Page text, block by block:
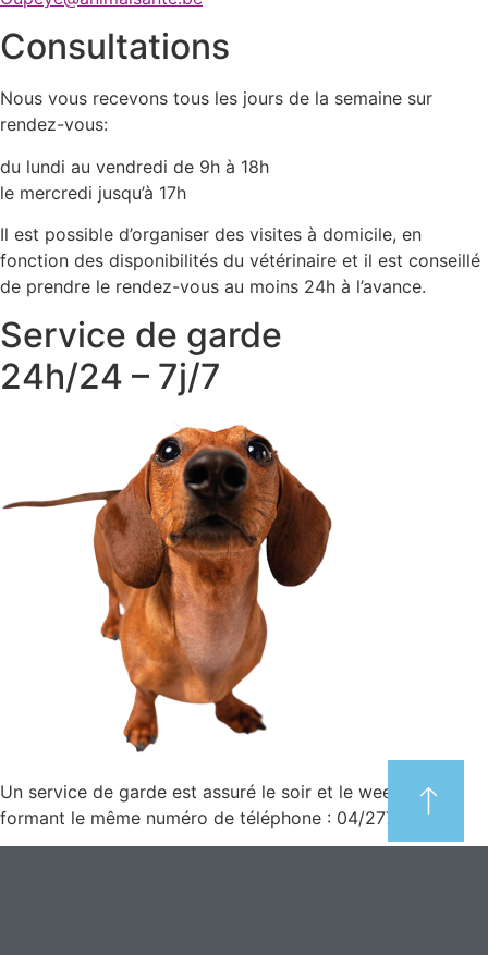
Consultations
Nous vous recevons tous les jours de la semaine sur
rendez-vous:
du lundi au vendredi de 9h à 18h
le mercredi jusqu’à 17h
Il est possible d’organiser des visites à domicile, en
fonction des disponibilités du vétérinaire et il est conseillé
de prendre le rendez-vous au moins 24h à l’avance.
Service de garde
24h/24 – 7j/7
Un service de garde est assuré le soir et le week-end en
formant le même numéro de téléphone : 04/277.89.00